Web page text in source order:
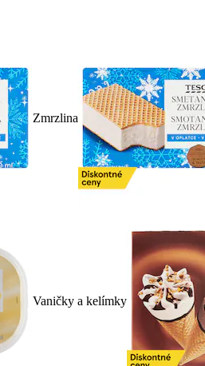
Zmrzlina
Vaničky a kelímky